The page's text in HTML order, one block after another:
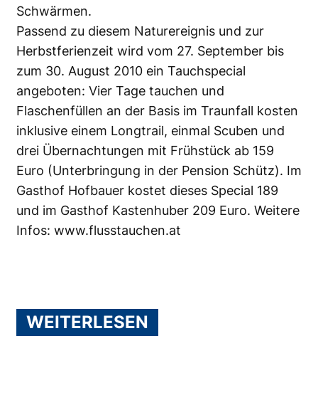
Schwärmen.
Passend zu diesem Naturereignis und zur
Herbstferienzeit wird vom 27. September bis
zum 30. August 2010 ein Tauchspecial
angeboten: Vier Tage tauchen und
Flaschenfüllen an der Basis im Traunfall kosten
inklusive einem Longtrail, einmal Scuben und
drei Übernachtungen mit Frühstück ab 159
Euro (Unterbringung in der Pension Schütz). Im
Gasthof Hofbauer kostet dieses Special 189
und im Gasthof Kastenhuber 209 Euro. Weitere
Infos: www.flusstauchen.at
WEITERLESEN